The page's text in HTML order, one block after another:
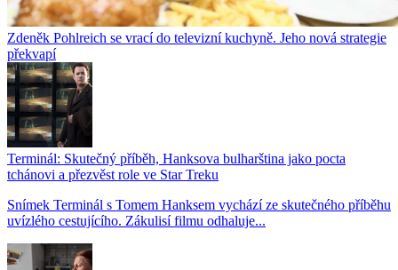
Zdeněk Pohlreich se vrací do televizní kuchyně. Jeho nová strategie
překvapí
Terminál: Skutečný příběh, Hanksova bulharština jako pocta
tchánovi a přezvěst role ve Star Treku
Snímek Terminál s Tomem Hanksem vychází ze skutečného příběhu
uvízlého cestujícího. Zákulisí filmu odhaluje...